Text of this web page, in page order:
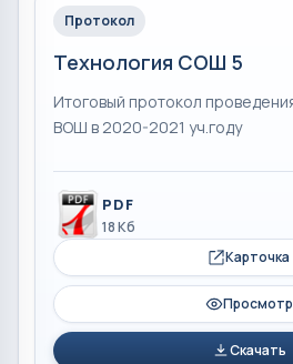
Протокол
Технология СОШ 5
Итоговый протокол
ВОШ в 2020-2021 уч.году
PDF
18 Кб
Карточка
Просмотр
Скачать